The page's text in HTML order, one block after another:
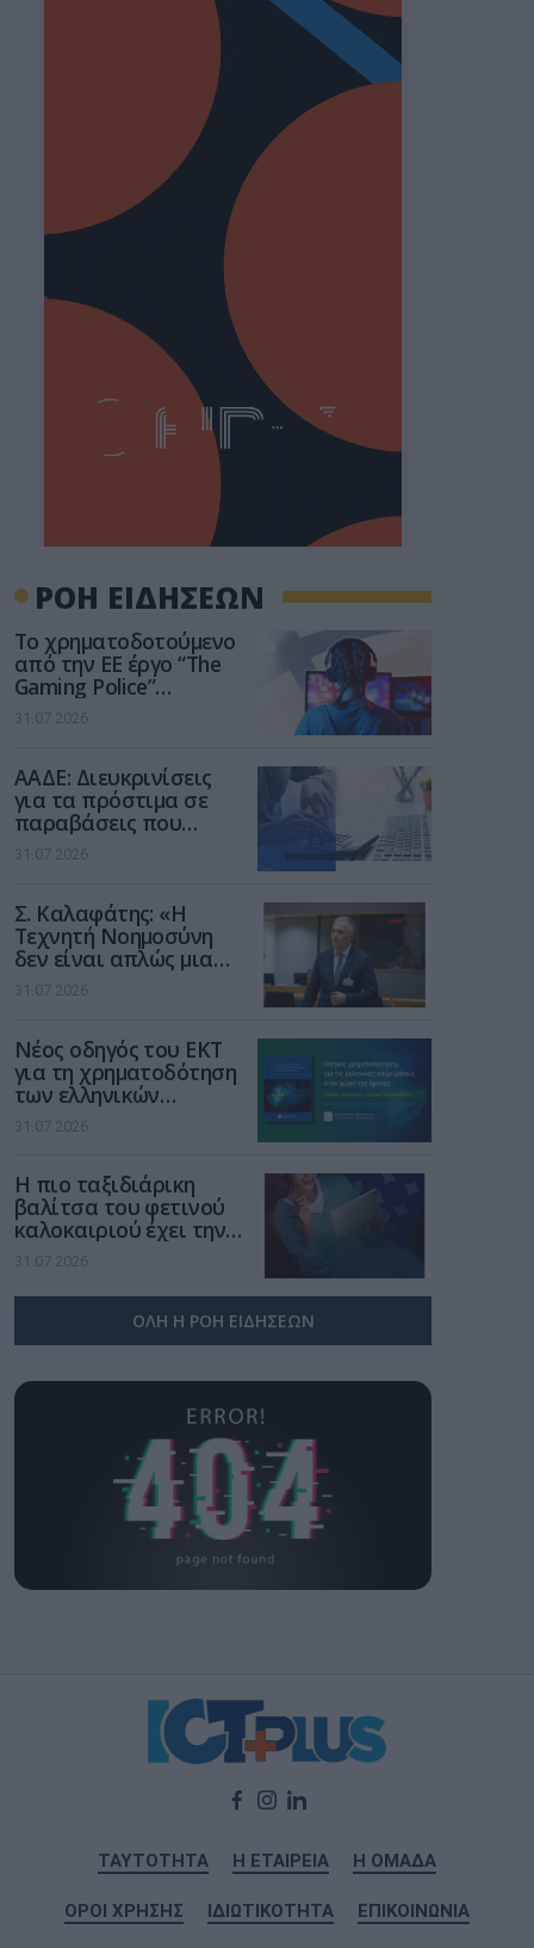
ΡΟΗ ΕΙΔΗΣΕΩΝ
Το χρηματοδοτούμενο
από την ΕΕ έργο “The
Gaming Police”
ενισχύει την ασφάλεια
των παιδιών στο
31.07.2026
ΑΑΔΕ: Διευκρινίσεις
για τα πρόστιμα σε
παραβάσεις που
αφορούν τους ΦΗΜ
31.07.2026
Σ. Καλαφάτης: «Η
Τεχνητή Νοημοσύνη
δεν είναι απλώς μια
νέα τεχνολογία, είναι
μια νέα βιομηχανική
31.07.2026
Νέος οδηγός του ΕΚΤ
για τη χρηματοδότηση
των ελληνικών
επιχειρήσεων στον
χώρο της άμυνας
31.07.2026
Η πιο ταξιδιάρικη
βαλίτσα του φετινού
καλοκαιριού έχει την
υπογραφή της Xiaomi
31.07.2026
ΟΛΗ Η ΡΟΗ ΕΙΔΗΣΕΩΝ
ΤΑΥΤΟΤΗΤΑ Η ΕΤΑΙΡΕΙΑ Η ΟΜΑΔΑ
ΟΡΟΙ ΧΡΗΣΗΣ ΙΔΙΩΤΙΚΟΤΗΤΑ ΕΠΙΚΟΙΝΩΝΙΑ